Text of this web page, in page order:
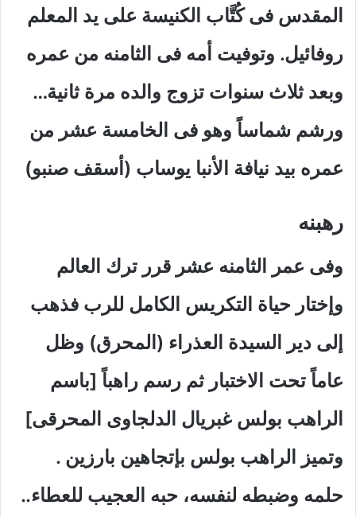
المقدس فى كُتَّاب الكنيسة على يد المعلم
روفائيل. وتوفيت أمه فى الثامنه من عمره
وبعد ثلاث سنوات تزوج والده مرة ثانية…
ورشم شماساً وهو فى الخامسة عشر من
عمره بيد نيافة الأنبا يوساب (أسقف صنبو)
رهبنه
وفى عمر الثامنه عشر قرر ترك العالم
وإختار حياة التكريس الكامل للرب فذهب
إلى دير السيدة العذراء (المحرق) وظل
عاماً تحت الاختبار ثم رسم راهباً [باسم
الراهب بولس غبريال الدلجاوى المحرقى]
وتميز الراهب بولس بإتجاهين بارزين .
حلمه وضبطه لنفسه، حبه العجيب للعطاء..